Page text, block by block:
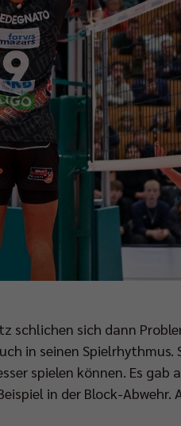
schlichen sich dann
in seinen Spielrhythmus.
spielen können. Es gab
in der Block-Abwehr.